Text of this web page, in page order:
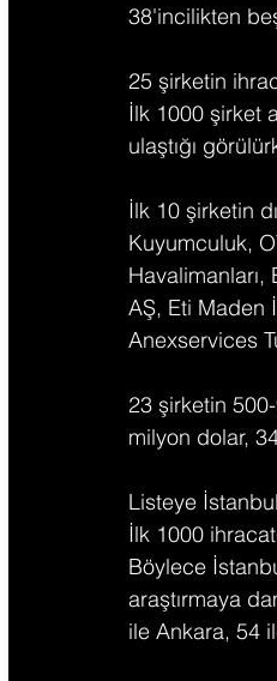
38'incilikten
25 şirketin
İlk 1000 şirket
ulaştığı
İlk 10 şirketin
Kuyumculuk,
AŞ, Eti Maden
Anexservices
23 şirketin
milyon dolar,
Listeye
İlk 1000
Böylece
araştırmaya
ile Ankara, 54